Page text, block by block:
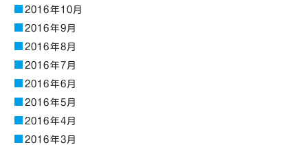
2016年10月
2016年9月
2016年8月
2016年7月
2016年6月
2016年5月
2016年4月
2016年3月